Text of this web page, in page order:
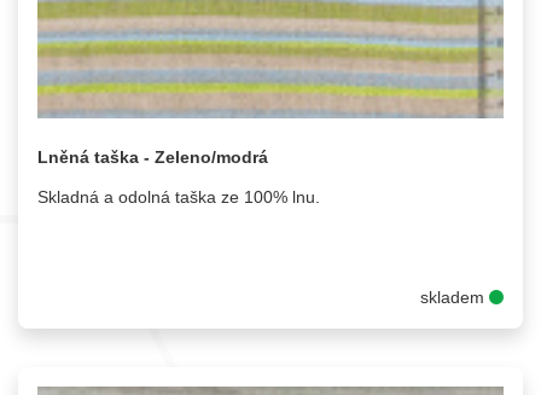
Lněná taška - Zeleno/modrá
Skladná a odolná taška ze 100% lnu.
skladem